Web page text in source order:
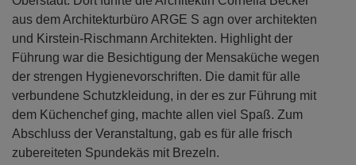
aus dem Architekturbüro ARGE S agn over architekten
und Kirstein-Rischmann Architekten. Highlight der
Führung war die Besichtigung der Mensaküche wegen
der strengen Hygienevorschriften. Die damit für alle
verbundene Schutzkleidung, in der es zur Führung mit
dem Küchenchef ging, machte allen viel Spaß. Zum
Abschluss der Veranstaltung, gab es für alle frisch
zubereiteten Spundekäs mit Brezeln.